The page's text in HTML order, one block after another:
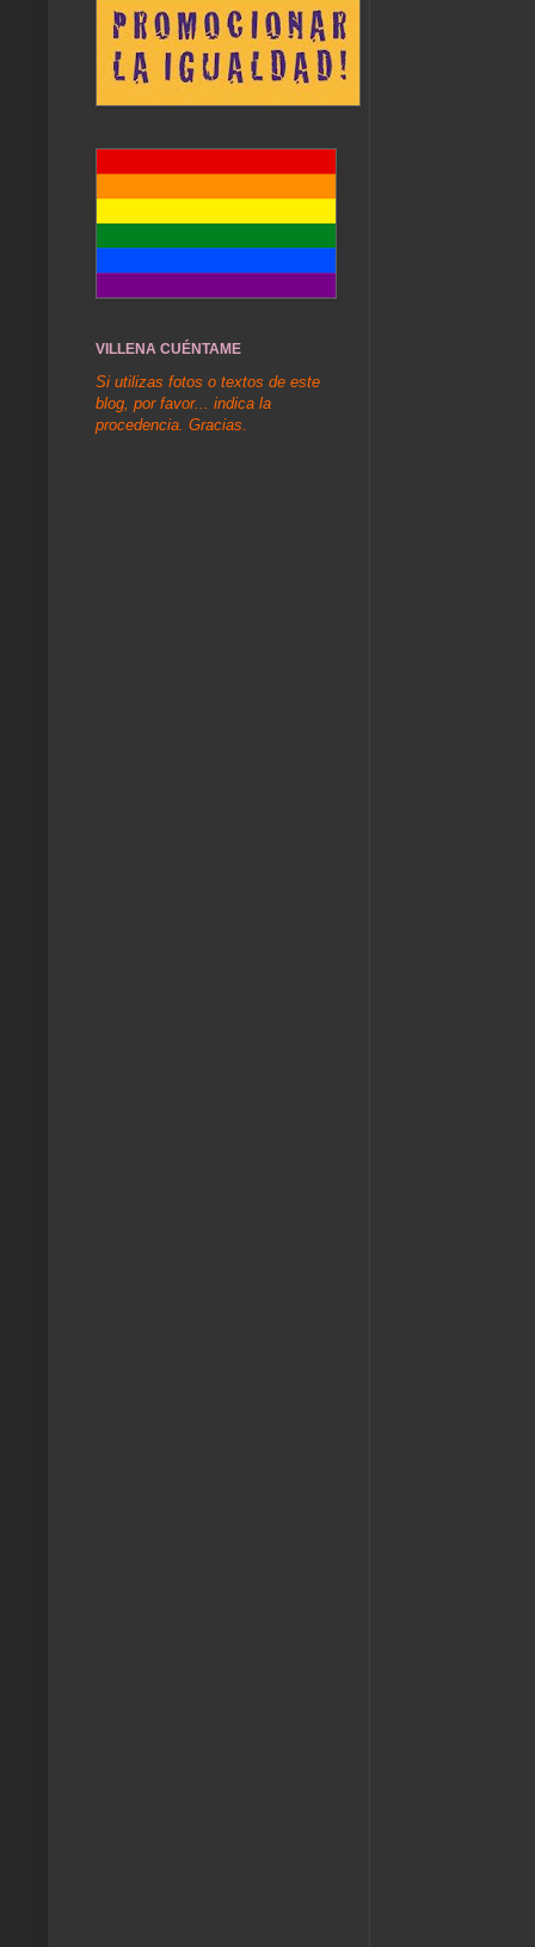
VILLENA CUÉNTAME
Si utilizas fotos o textos de este
blog, por favor... indica la
procedencia. Gracias.